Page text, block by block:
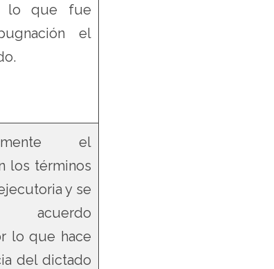
lo que fue
el
el
los términos
y se
acuerdo
lo que hace
del dictado